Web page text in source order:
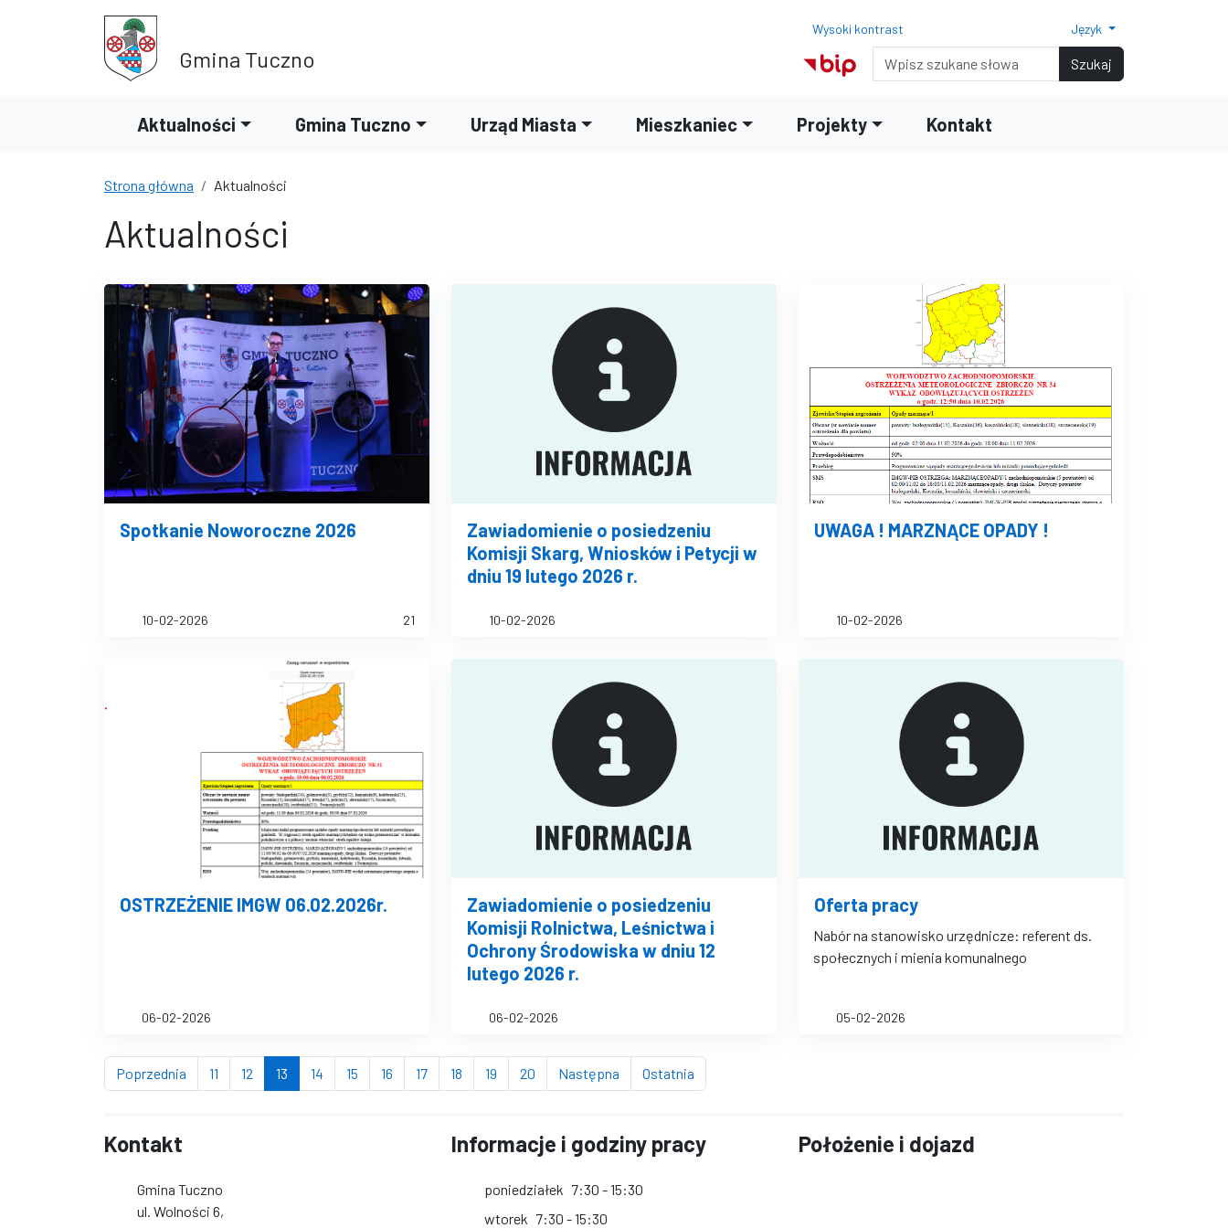
Przejdź do wyszukiwarki
Gmina Tuczno
Wysoki kontrast
Normalny rozmiar czcionki
Rozmiar czcionki 150%
Rozmiar czcionki 200%
Język
Wyszukiwarka Szukaj
Aktualności Gmina Tuczno Urząd Miasta Mieszkaniec Projekty Kontakt
Strona główna Aktualności
Aktualności
Spotkanie Noworoczne 2026
10-02-2026 21
Zawiadomienie o posiedzeniu
Komisji Skarg, Wniosków i Petycji w
dniu 19 lutego 2026 r.
10-02-2026
UWAGA ! MARZNĄCE OPADY !
10-02-2026
OSTRZEŻENIE IMGW 06.02.2026r.
06-02-2026
Zawiadomienie o posiedzeniu
Komisji Rolnictwa, Leśnictwa i
Ochrony Środowiska w dniu 12
lutego 2026 r.
06-02-2026
Oferta pracy
Nabór na stanowisko urzędnicze: referent ds.
społecznych i mienia komunalnego
05-02-2026
Poprzednia strona
11 strona
12 strona
13 (bieżąca strona)
14 strona
15 strona
16 strona
17strona
18 strona
19 strona
20 stronaNastępna stronaOstatnia
Kontakt
Gmina Tuczno
ul. Wolności 6,
Informacje i godziny pracy
poniedziałek 7:30 - 15:30
wtorek 7:30 - 15:30
Położenie i dojazd